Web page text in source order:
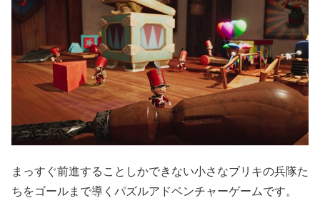
まっすぐ前進することしかできない小さなブリキの兵隊た
ちをゴールまで導くパズルアドベンチャーゲームです。